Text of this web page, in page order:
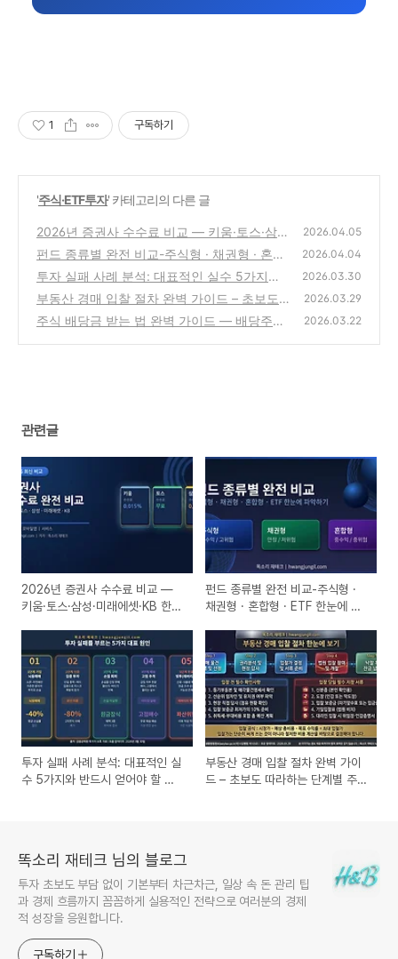
1 구독하기
'주식·ETF투자' 카테고리의 다른 글
2026년 증권사 수수료 비교 — 키움·토스·삼성
·미래에셋·KB 한눈에 정리
(2)
2026.04.05
펀드 종류별 완전 비교-주식형 · 채권형 · 혼합
형 · ETF 한눈에 파악하는 2026 최신 가이드
(2)
2026.04.04
투자 실패 사례 분석: 대표적인 실수 5가지와
반드시 얻어야 할 교훈 투자
(1)
2026.03.30
부동산 경매 입찰 절차 완벽 가이드 – 초보도
따라하는 단계별 주의사항
(2)
2026.03.29
주식 배당금 받는 법 완벽 가이드 — 배당주란
2026.03.22
관련글
2026년 증권사 수수료 비교 —
키움·토스·삼성·미래에셋·KB 한눈
펀드 종류별 완전 비교-주식형 ·
채권형 · 혼합형 · ETF 한눈에 파
투자 실패 사례 분석: 대표적인 실
수 5가지와 반드시 얻어야 할 교
부동산 경매 입찰 절차 완벽 가이
드 – 초보도 따라하는 단계별 주의
똑소리 재테크 님의 블로그
투자 초보도 부담 없이 기본부터 차근차근, 일상 속 돈 관리 팁
과 경제 흐름까지 꼼꼼하게 실용적인 전략으로 여러분의 경제
적 성장을 응원합니다.
구독하기